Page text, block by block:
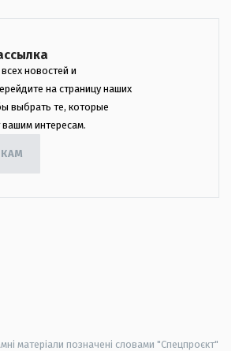
новостей и
на страницу наших
выбрать те, которые
интересам.
матеріали позначені словами "Спецпроєкт"